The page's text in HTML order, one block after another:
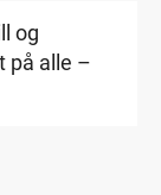
og
på alle –